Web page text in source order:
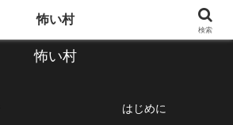
い話と不思議な話を集めて紹介するサイト
怖い村
はじめに
怖い村
検索